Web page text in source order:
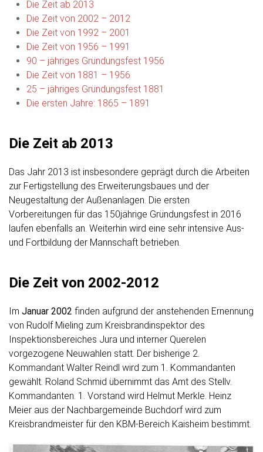
Die Zeit ab 2013
Die Zeit von 2002 – 2012
Die Zeit von 1992 – 2001
Die Zeit von 1956 – 1991
90 – jähriges Gründungsfest 1956
Die Zeit von 1881 – 1956
25 – jähriges Gründungsfest 1881
Die ersten Jahre: 1865 – 1891
Die Zeit ab 2013
Das Jahr 2013 ist insbesondere geprägt durch die Arbeiten
zur Fertigstellung des Erweiterungsbaues und der
Neugestaltung der Außenanlagen. Die ersten
Vorbereitungen für das 150jährige Gründungsfest in 2016
laufen ebenfalls an. Weiterhin wird eine sehr intensive Aus-
und Fortbildung der Mannschaft betrieben.
Die Zeit von 2002-2012
Im Januar 2002 finden aufgrund der anstehenden Ernennung
von Rudolf Mieling zum Kreisbrandinspektor des
Inspektionsbereiches Jura und interner Querelen
vorgezogene Neuwahlen statt. Der bisherige 2.
Kommandant Walter Reindl wird zum 1. Kommandanten
gewählt. Roland Schmid übernimmt das Amt des Stellv.
Kommandanten. 1. Vorstand wird Helmut Merkle. Heinz
Meier aus der Nachbargemeinde Buchdorf wird zum
Kreisbrandmeister für den KBM-Bereich Kaisheim bestimmt.